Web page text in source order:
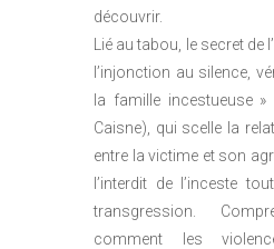
découvrir.
Lié au tabou, le secret de
l’injonction au silence,
la famille incestueuse
Caisne), qui scelle la
entre la victime et son
l’interdit de l’inceste
transgression.
comment les